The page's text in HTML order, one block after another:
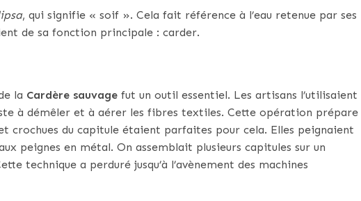
, qui signifie « soif ». Cela fait référence à l’eau retenue par ses
de sa fonction principale : carder.
la Cardère sauvage fut un outil essentiel. Les artisans l’utilisaient
à démêler et à aérer les fibres textiles. Cette opération prépare
crochues du capitule étaient parfaites pour cela. Elles peignaient
peignes en métal. On assemblait plusieurs capitules sur un
technique a perduré jusqu’à l’avènement des machines